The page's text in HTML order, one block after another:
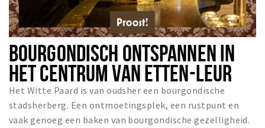
BOURGONDISCH ONTSPANNEN IN
HET CENTRUM VAN ETTEN-LEUR
Het Witte Paard is van oudsher een bourgondische
stadsherberg. Een ontmoetingsplek, een rustpunt en
vaak genoeg een baken van bourgondische gezelligheid.